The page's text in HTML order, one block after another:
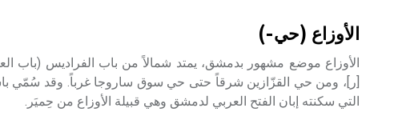
الأوزاع (حي-)
الأوزاع موضع مشهور بدمشق، يمتد شمالاً من باب الفراديس (باب
[ر]، ومن حي القزّازين شرقاً حتى حي سوق ساروجا غرباً. وقد سُمّي باسم
التي سكنته إبان الفتح العربي لدمشق وهي قبيلة الأوزاع من حِميَر.